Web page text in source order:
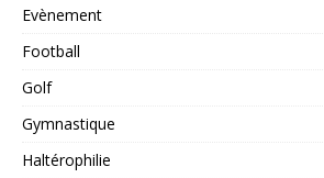
Evènement
Football
Golf
Gymnastique
Haltérophilie